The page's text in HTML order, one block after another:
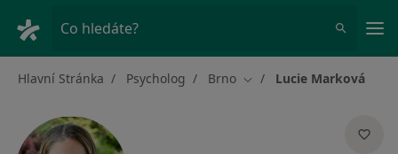
Co hledáte?
Hlavní Stránka Psycholog Brno Změna města
Lucie Marková